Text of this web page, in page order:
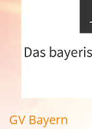
GV Bayern